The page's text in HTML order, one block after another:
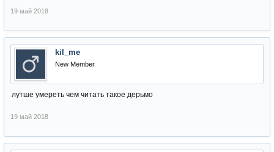
19 май 2018
kil_me
New Member
лутше умереть чем читать такое дерьмо
19 май 2018